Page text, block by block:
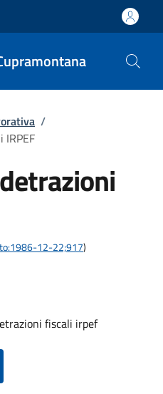
/
IRPEF
12-22;917)
fiscali irpef